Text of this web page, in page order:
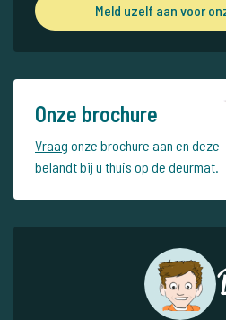
Meld uzelf aan voor
Onze brochure
Vraag onze brochure aan en deze
belandt bij u thuis op de deurmat.